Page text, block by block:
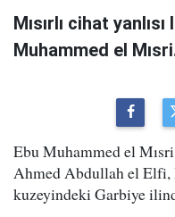
Mısırlı cihat
Muhammed el
Ebu Muhammed el
Ahmed Abdullah el Elfi,
kuzeyindeki Garbiye